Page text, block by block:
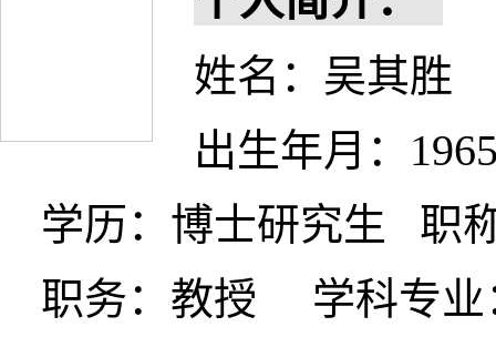
姓名：吴其胜
出生年月：
学历：博士研究生
职
职务：教授
学科专